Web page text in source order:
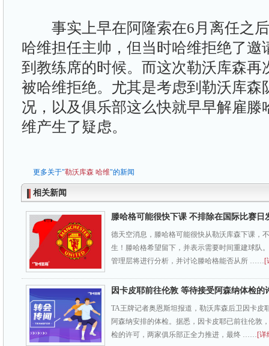
事实上早在阿隆索在6月离任之后
哈维担任主帅，但当时哈维拒绝了邀
到教练席的时候。而这次勒沃库森再
被哈维拒绝。尤其是考虑到勒沃库森
况，以及俱乐部这么快就早早解雇滕
维产生了疑虑。
更多关于"勒沃库森 哈维"的新闻
相关新闻
滕哈格可能很快下课 不排除在国际比赛日
德天空消息，滕哈格可能很快从勒沃库森下课，
生！滕哈格希望留下，并表示需要时间重建球队
管理层将进行分析，并讨论滕哈格能否从所 ……[
因卡皮耶前往伦敦 等待接受阿森纳体检的
TA王牌记者奥恩斯坦报道，勒沃库森后卫因卡皮
阿森纳安排的体检。据悉，因卡皮耶已前往伦敦
检的许可，两家俱乐部正全力推进，最终 ……[详